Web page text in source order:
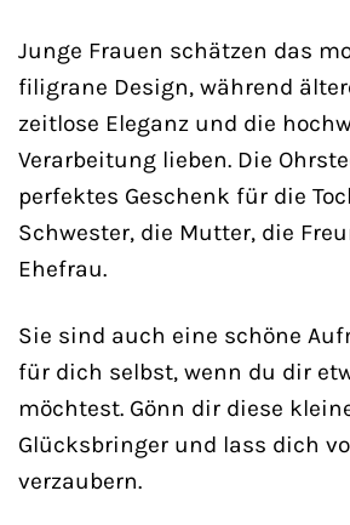
Junge Frauen schätzen das
filigrane Design, während
zeitlose Eleganz und die
Verarbeitung lieben. Die
perfektes Geschenk für die
Schwester, die Mutter, die
Ehefrau.
Sie sind auch eine schöne
für dich selbst, wenn du dir
möchtest. Gönn dir diese
Glücksbringer und lass dich
verzaubern.